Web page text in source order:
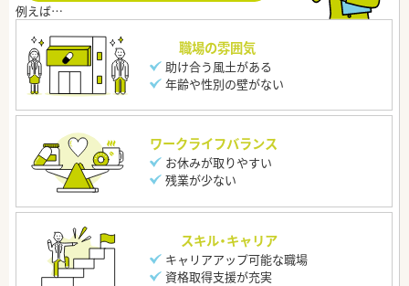
職場の雰囲気
助け合う風土がある
年齢や性別の壁がない
ワークライフバランス
お休みが取りやすい
残業が少ない
スキル・キャリア
キャリアアップ可能な職場
資格取得支援が充実